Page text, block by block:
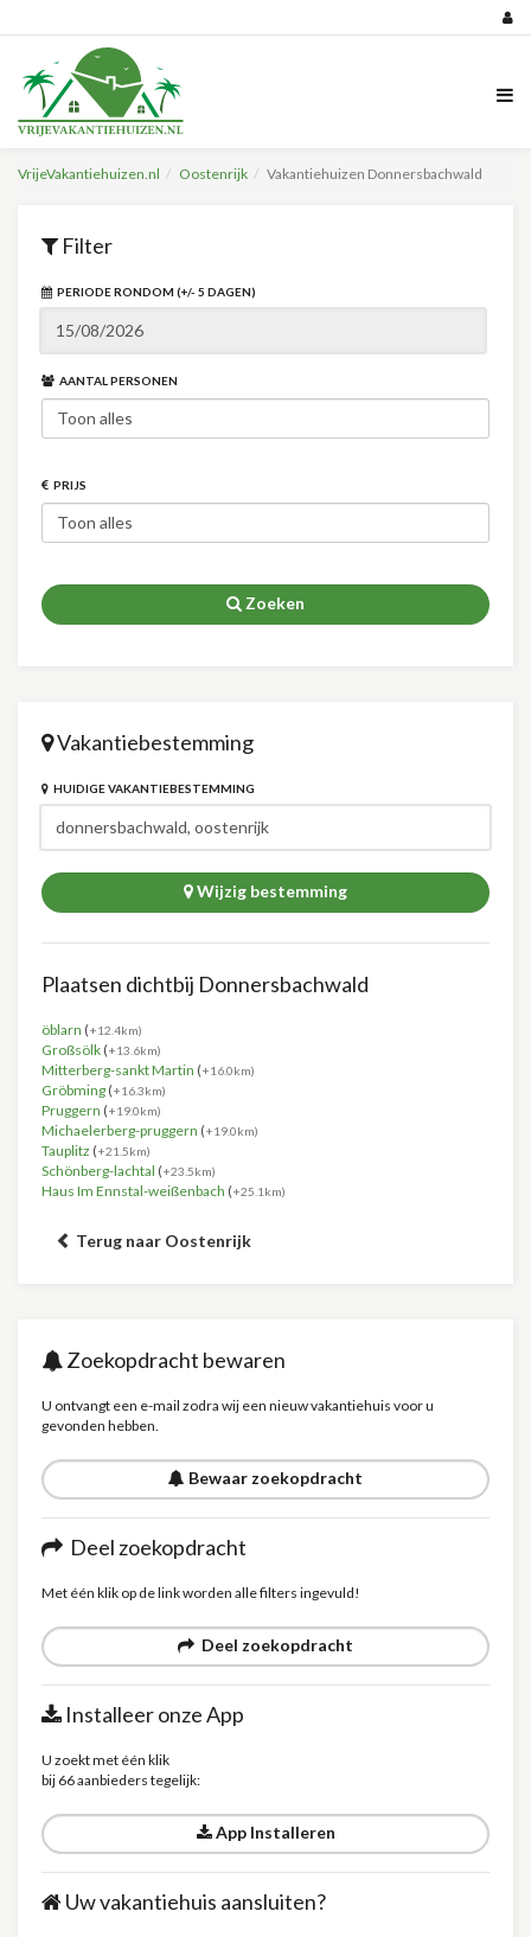
VrijeVakantiehuizen.nl Oostenrijk Vakantiehuizen Donnersbachwald
Filter
PERIODE RONDOM (+/- 5 DAGEN)
AANTAL PERSONEN
PRIJS
Zoeken
Vakantiebestemming
HUIDIGE VAKANTIEBESTEMMING
Wijzig bestemming
Plaatsen dichtbij Donnersbachwald
öblarn (+12.4km)
Großsölk (+13.6km)
Mitterberg-sankt Martin (+16.0km)
Gröbming (+16.3km)
Pruggern (+19.0km)
Michaelerberg-pruggern (+19.0km)
Tauplitz (+21.5km)
Schönberg-lachtal (+23.5km)
Haus Im Ennstal-weißenbach (+25.1km)
Terug naar Oostenrijk
Zoekopdracht bewaren
U ontvangt een e-mail zodra wij een nieuw vakantiehuis voor u
gevonden hebben.
Bewaar zoekopdracht
Deel zoekopdracht
Met één klik op de link worden alle filters ingevuld!
Deel zoekopdracht
Installeer onze App
U zoekt met één klik
bij 66 aanbieders tegelijk:
App Installeren
Uw vakantiehuis aansluiten?